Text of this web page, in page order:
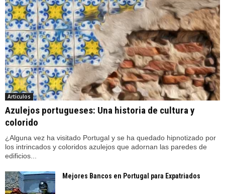
Articulos
Azulejos portugueses: Una historia de cultura y
colorido
¿Alguna vez ha visitado Portugal y se ha quedado hipnotizado por
los intrincados y coloridos azulejos que adornan las paredes de
edificios...
Mejores Bancos en Portugal para Expatriados